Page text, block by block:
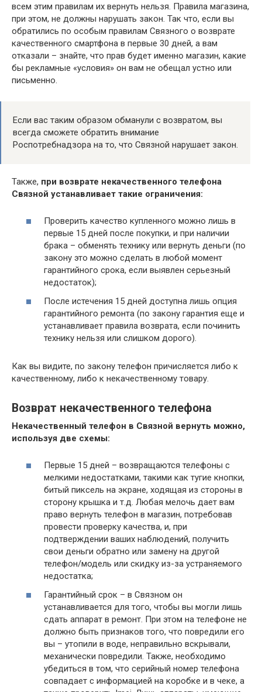
всем этим правилам их вернуть нельзя. Правила магазина,
при этом, не должны нарушать закон. Так что, если вы
обратились по особым правилам Связного о возврате
качественного смартфона в первые 30 дней, а вам
отказали – знайте, что прав будет именно магазин, какие
бы рекламные «условия» он вам не обещал устно или
письменно.
Если вас таким образом обманули с возвратом, вы
всегда сможете обратить внимание
Роспотребнадзора на то, что Связной нарушает закон.
Также, при возврате некачественного телефона
Связной устанавливает такие ограничения:
Проверить качество купленного можно лишь в
первые 15 дней после покупки, и при наличии
брака – обменять технику или вернуть деньги (по
закону это можно сделать в любой момент
гарантийного срока, если выявлен серьезный
недостаток);
После истечения 15 дней доступна лишь опция
гарантийного ремонта (по закону гарантия еще и
устанавливает правила возврата, если починить
технику нельзя или слишком дорого).
Как вы видите, по закону телефон причисляется либо к
качественному, либо к некачественному товару.
Возврат некачественного телефона
Некачественный телефон в Связной вернуть можно,
используя две схемы:
Первые 15 дней – возвращаются телефоны с
мелкими недостатками, такими как тугие кнопки,
битый пиксель на экране, ходящая из стороны в
сторону крышка и т.д. Любая мелочь дает вам
право вернуть телефон в магазин, потребовав
провести проверку качества, и, при
подтверждении ваших наблюдений, получить
свои деньги обратно или замену на другой
телефон/модель или скидку из-за устраняемого
недостатка;
Гарантийный срок – в Связном он
устанавливается для того, чтобы вы могли лишь
сдать аппарат в ремонт. При этом на телефоне не
должно быть признаков того, что повредили его
вы – утопили в воде, неправильно вскрывали,
механически повредили. Также, необходимо
убедиться в том, что серийный номер телефона
совпадает с информацией на коробке и в чеке, а